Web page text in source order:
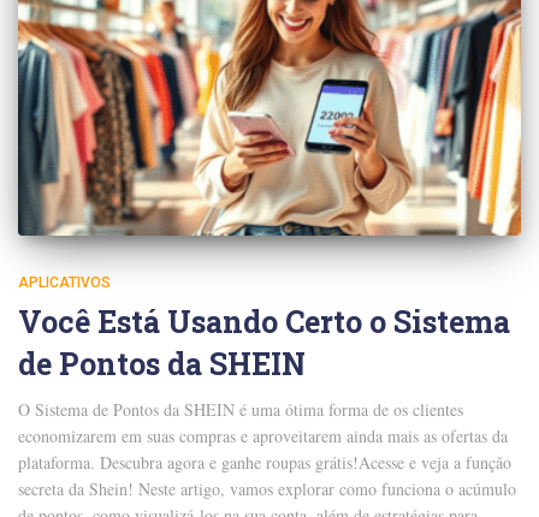
APLICATIVOS
Você Está Usando Certo o Sistema
de Pontos da SHEIN
O Sistema de Pontos da SHEIN é uma ótima forma de os clientes
economizarem em suas compras e aproveitarem ainda mais as ofertas da
plataforma. Descubra agora e ganhe roupas grátis!Acesse e veja a função
secreta da Shein! Neste artigo, vamos explorar como funciona o acúmulo